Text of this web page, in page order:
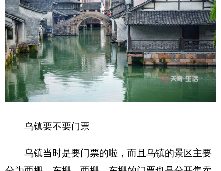
乌镇要不要门票
乌镇当时是要门票的啦，而且乌镇的景区主要